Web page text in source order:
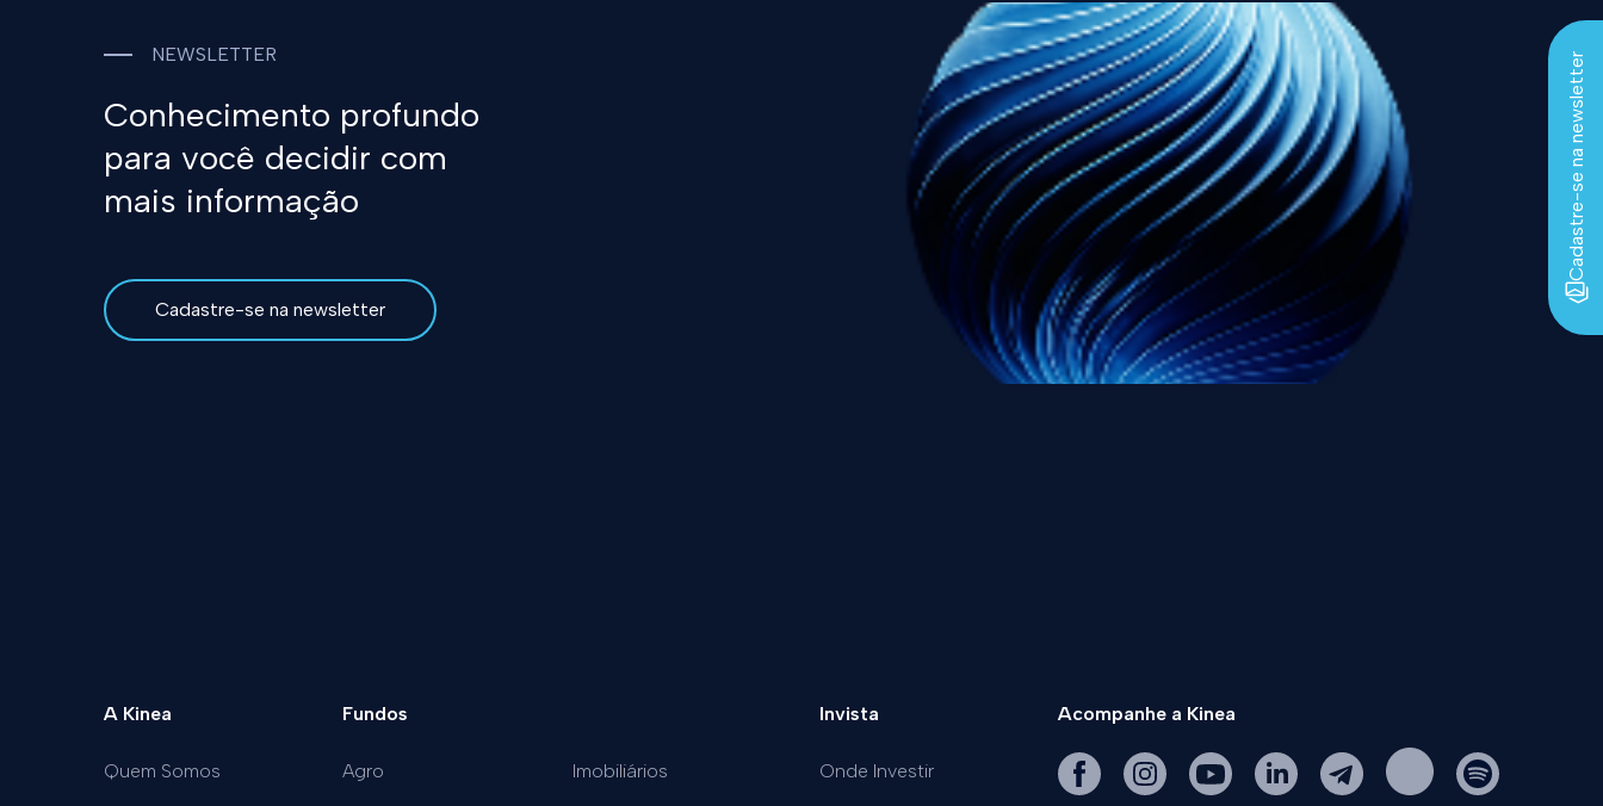
Cadastre-se na newsletter
NEWSLETTER
Conhecimento profundo
para você decidir com
mais informação
Cadastre-se na newsletter
A Kinea
Quem Somos
Fundos
Agro Imobiliários
Invista
Onde Investir
Acompanhe a Kinea